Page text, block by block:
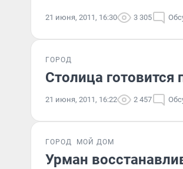
21 июня, 2011, 16:30 3 305
ГОРОД
Столица
21 июня, 2011, 16:22 2 457
ГОРОД МОЙ ДОМ
Урман